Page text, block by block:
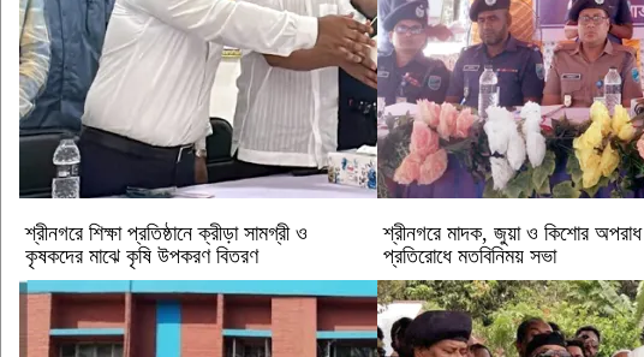
শ্রীনগরে শিক্ষা প্রতিষ্ঠানে ক্রীড়া সামগ্রী ও
কৃষকদের মাঝে কৃষি উপকরণ বিতরণ
শ্রীনগরে মাদক, জুয়া ও কিশোর অপরাধ
প্রতিরোধে মতবিনিময় সভা